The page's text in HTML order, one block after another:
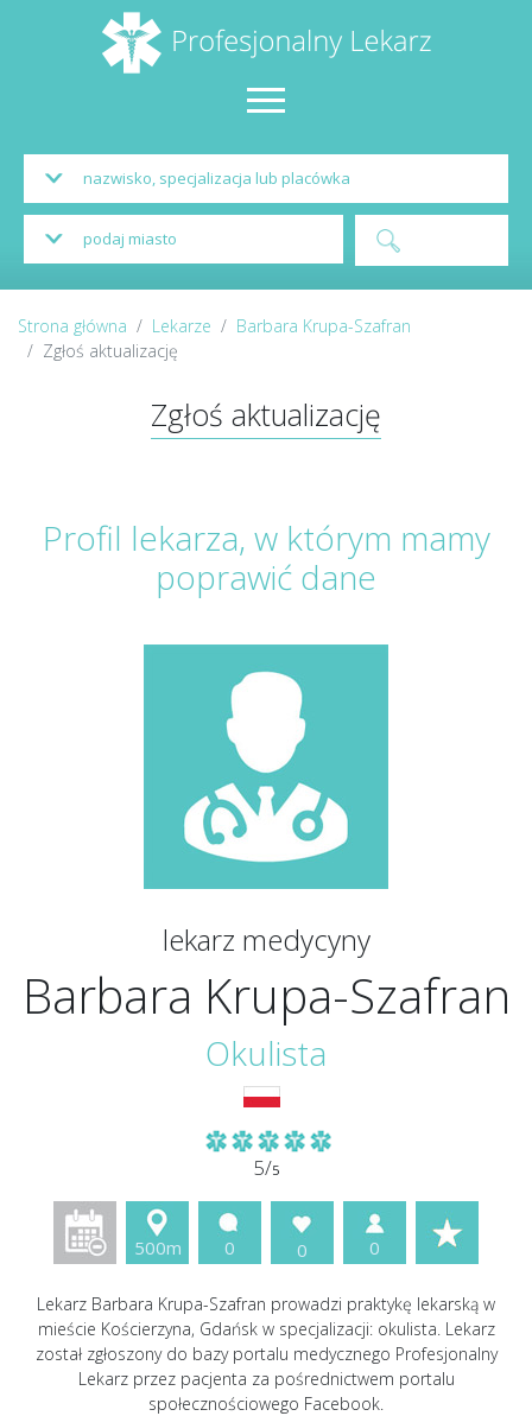
Strona główna Lekarze
Barbara Krupa-Szafran
Zgłoś aktualizację
Zgłoś aktualizację
Profil lekarza, w którym mamy
poprawić dane
lekarz medycyny
Barbara Krupa-Szafran
Okulista
5/5
500m 0 0 0
Lekarz Barbara Krupa-Szafran prowadzi praktykę lekarską w
mieście Kościerzyna, Gdańsk w specjalizacji: okulista. Lekarz
został zgłoszony do bazy portalu medycznego Profesjonalny
Lekarz przez pacjenta za pośrednictwem portalu
społecznościowego Facebook.